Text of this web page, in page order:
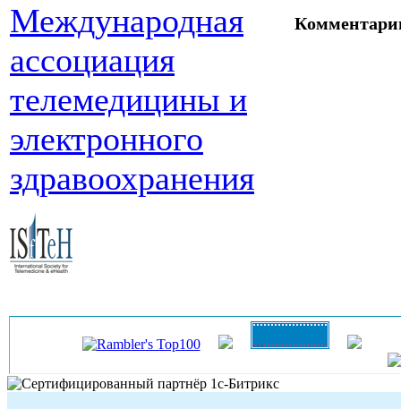
Международная
ассоциация
телемедицины и
электронного
здравоохранения